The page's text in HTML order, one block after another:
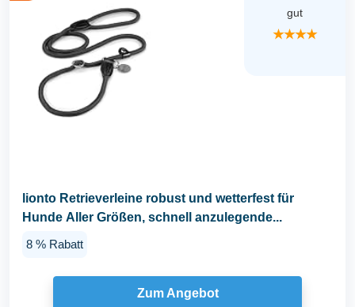
gut
★★★★
lionto Retrieverleine robust und wetterfest für
Hunde Aller Größen, schnell anzulegende...
8 % Rabatt
Zum Angebot